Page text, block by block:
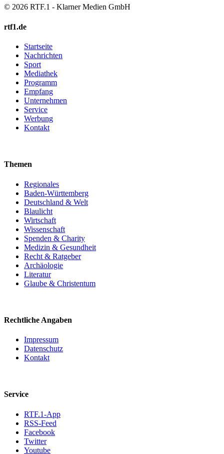
© 2026 RTF.1 - Klarner Medien GmbH
rtf1.de
Startseite
Nachrichten
Sport
Mediathek
Programm
Empfang
Unternehmen
Service
Werbung
Kontakt
Themen
Regionales
Baden-Württemberg
Deutschland & Welt
Blaulicht
Wirtschaft
Wissenschaft
Spenden & Charity
Medizin & Gesundheit
Recht & Ratgeber
Archäologie
Literatur
Glaube & Christentum
Rechtliche Angaben
Impressum
Datenschutz
Kontakt
Service
RTF.1-App
RSS-Feed
Facebook
Twitter
Youtube